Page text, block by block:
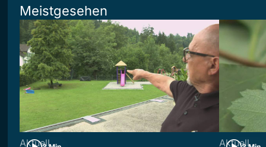
Meistgesehen
Aktuell Aktuell